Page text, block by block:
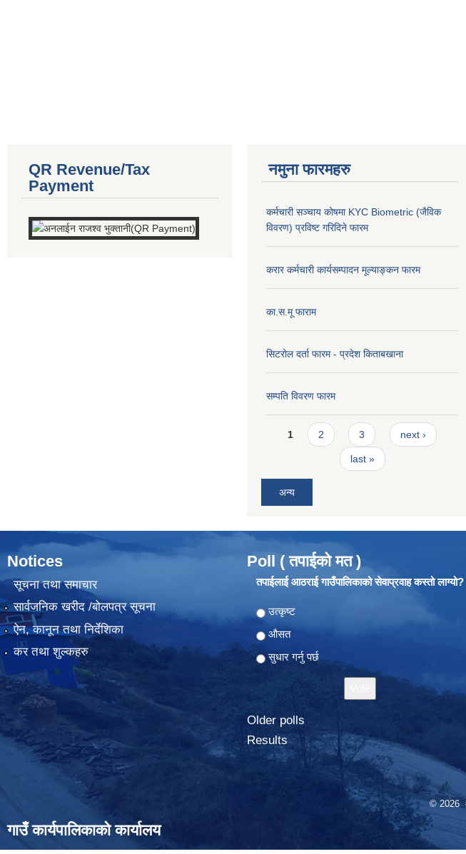
QR Revenue/Tax
Payment
नमुना फारमहरु
कर्मचारी सञ्चाय कोषमा KYC Biometric (जैविक
विवरण) प्रविष्ट गरिदिने फारम
करार कर्मचारी कार्यसम्पादन मूल्याङ्कन फारम
का.स.मू फाराम
सिटरोल दर्ता फारम - प्रदेश किताबखाना
सम्पति विवरण फारम
Pages
1 2 3 next ›
last »
अन्य
Notices
सूचना तथा समाचार
सार्वजनिक खरीद /बोलपत्र सूचना
ऐन, कानून तथा निर्देशिका
कर तथा शुल्कहरु
Poll ( तपाईको मत )
तपाईलाई आठराई गाउँपालिकाको सेवाप्रवाह कस्तो लाग्यो?
Choices
उत्कृष्ट
औसत
सुधार गर्नु पर्छ
Older polls
Results
© 2026
गाउँ कार्यपालिकाको कार्यालय